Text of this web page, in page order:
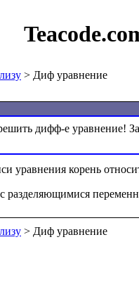
> Диф уравнение
уравнения корень
> Диф уравнение